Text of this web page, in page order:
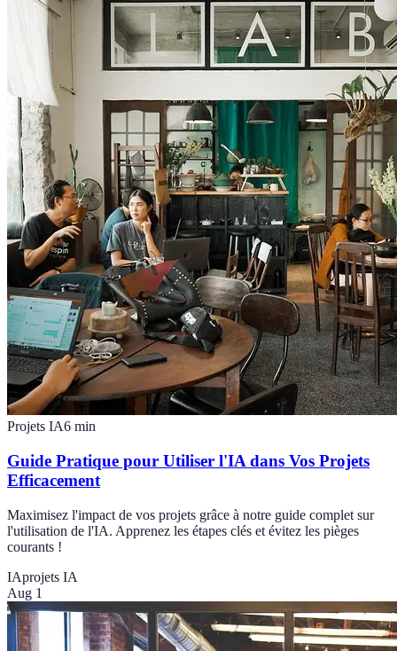
Projets IA6 min
Guide Pratique pour Utiliser l'IA dans Vos Projets
Efficacement
Maximisez l'impact de vos projets grâce à notre guide complet sur
l'utilisation de l'IA. Apprenez les étapes clés et évitez les pièges
courants !
IAprojets IA
Aug 1